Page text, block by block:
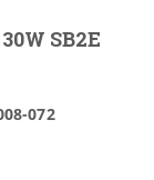
SB2E
072